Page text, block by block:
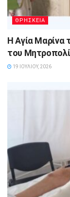
ΘΡΗΣΚΕΙΑ
Η Αγία Μαρίνα
του
19 ΙΟΥΛΊΟΥ, 2026